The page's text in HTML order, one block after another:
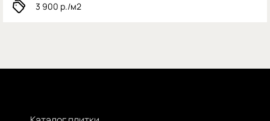
3 900 р./м2